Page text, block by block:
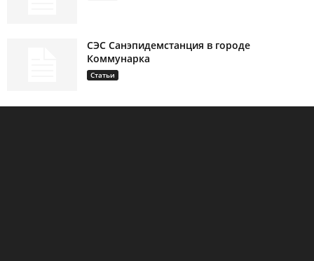
СЭС Санэпидемстанция в городе
Коммунарка
Статьи